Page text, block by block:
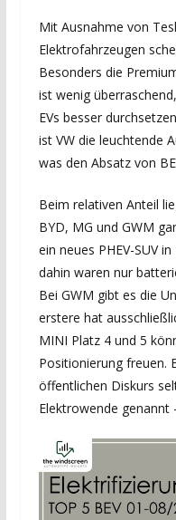
Mit Ausnahme von
Elektrofahrzeugen
Besonders die
ist wenig
EVs besser
ist VW die leuchtende
was den Absatz von
Beim relativen Anteil
BYD, MG und GWM
ein neues PHEV-SUV
dahin waren nur
Bei GWM gibt es die
erstere hat
MINI Platz 4 und 5
Positionierung freuen.
öffentlichen Diskurs
Elektrowende genannt